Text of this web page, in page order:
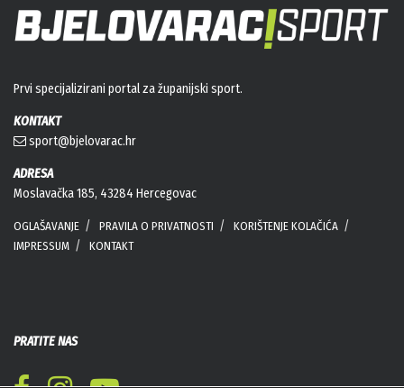
Prvi specijalizirani portal za županijski sport.
KONTAKT
sport@bjelovarac.hr
ADRESA
Moslavačka 185, 43284 Hercegovac
OGLAŠAVANJE PRAVILA O PRIVATNOSTI
KORIŠTENJE KOLAČIĆA
IMPRESSUM
KONTAKT
PRATITE NAS